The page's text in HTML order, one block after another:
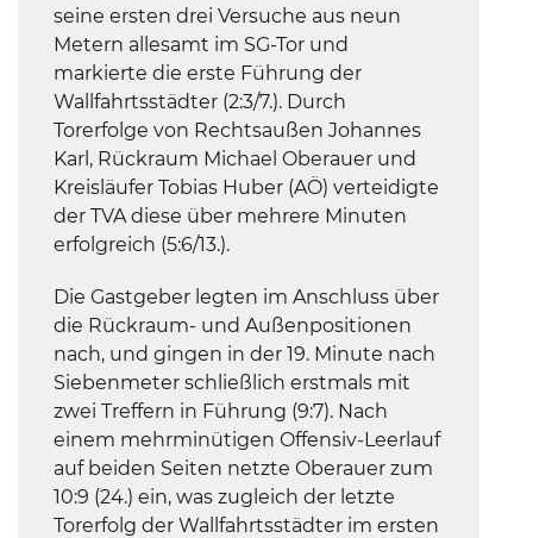
seine ersten drei Versuche aus neun
Metern allesamt im SG-Tor und
markierte die erste Führung der
Wallfahrtsstädter (2:3/7.). Durch
Torerfolge von Rechtsaußen Johannes
Karl, Rückraum Michael Oberauer und
Kreisläufer Tobias Huber (AÖ) verteidigte
der TVA diese über mehrere Minuten
erfolgreich (5:6/13.).
Die Gastgeber legten im Anschluss über
die Rückraum- und Außenpositionen
nach, und gingen in der 19. Minute nach
Siebenmeter schließlich erstmals mit
zwei Treffern in Führung (9:7). Nach
einem mehrminütigen Offensiv-Leerlauf
auf beiden Seiten netzte Oberauer zum
10:9 (24.) ein, was zugleich der letzte
Torerfolg der Wallfahrtsstädter im ersten